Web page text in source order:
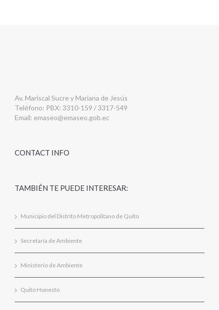
Av. Mariscal Sucre y Mariana de Jesús
Teléfono: PBX: 3310-159 / 3317-549
Email: emaseo@emaseo.gob.ec
CONTACT INFO
TAMBIÉN TE PUEDE INTERESAR:
Municipio del Distrito Metropolitano de Quito
Secretaría de Ambiente
Ministerio de Ambiente
Quito Honesto